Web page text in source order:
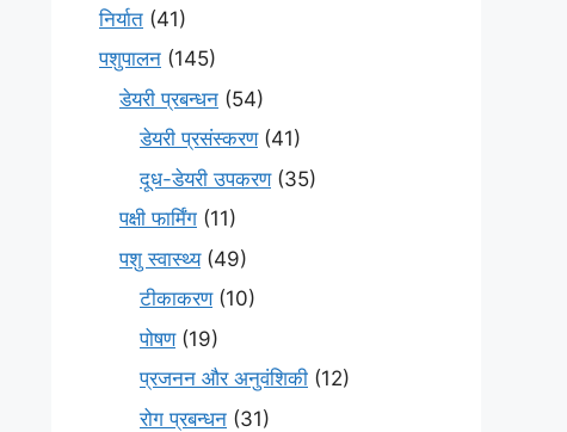
निर्यात (41)
पशुपालन (145)
डेयरी प्रबन्धन (54)
डेयरी प्रसंस्करण(41)
दूध-डेयरी उपकरण(35)
पक्षी फार्मिंग (11)
पशु स्वास्थ्य(49)
टीकाकरण(10)
पोषण(19)
प्रजनन और अनुवंशिकी (12)
रोग प्रबन्धन (31)